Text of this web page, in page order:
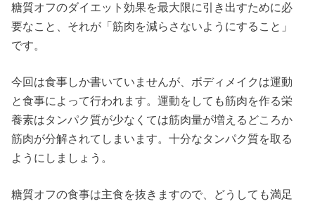
糖質オフのダイエット効果を最大限に引き出すために必
要なこと、それが「筋肉を減らさないようにすること」
です。
今回は食事しか書いていませんが、ボディメイクは運動
と食事によって行われます。運動をしても筋肉を作る栄
養素はタンパク質が少なくては筋肉量が増えるどころか
筋肉が分解されてしまいます。十分なタンパク質を取る
ようにしましょう。
糖質オフの食事は主食を抜きますので、どうしても満足